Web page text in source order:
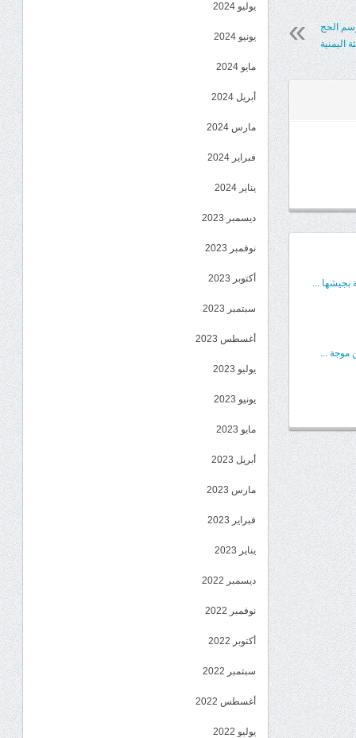
الحج
اليمنية
بجيشها ...
موجة ...
يوليو 2024
يونيو 2024
مايو 2024
أبريل 2024
مارس 2024
فبراير 2024
يناير 2024
ديسمبر 2023
نوفمبر 2023
أكتوبر 2023
سبتمبر 2023
أغسطس 2023
يوليو 2023
يونيو 2023
مايو 2023
أبريل 2023
مارس 2023
فبراير 2023
يناير 2023
ديسمبر 2022
نوفمبر 2022
أكتوبر 2022
سبتمبر 2022
أغسطس 2022
يوليو 2022